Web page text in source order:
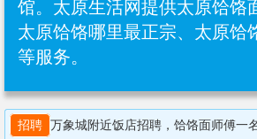
馆。太原生活网提供太原饸饹
太原饸饹哪里最正宗、太原饸
等服务。
招聘 万象城附近饭店招聘，饸饹面师傅一